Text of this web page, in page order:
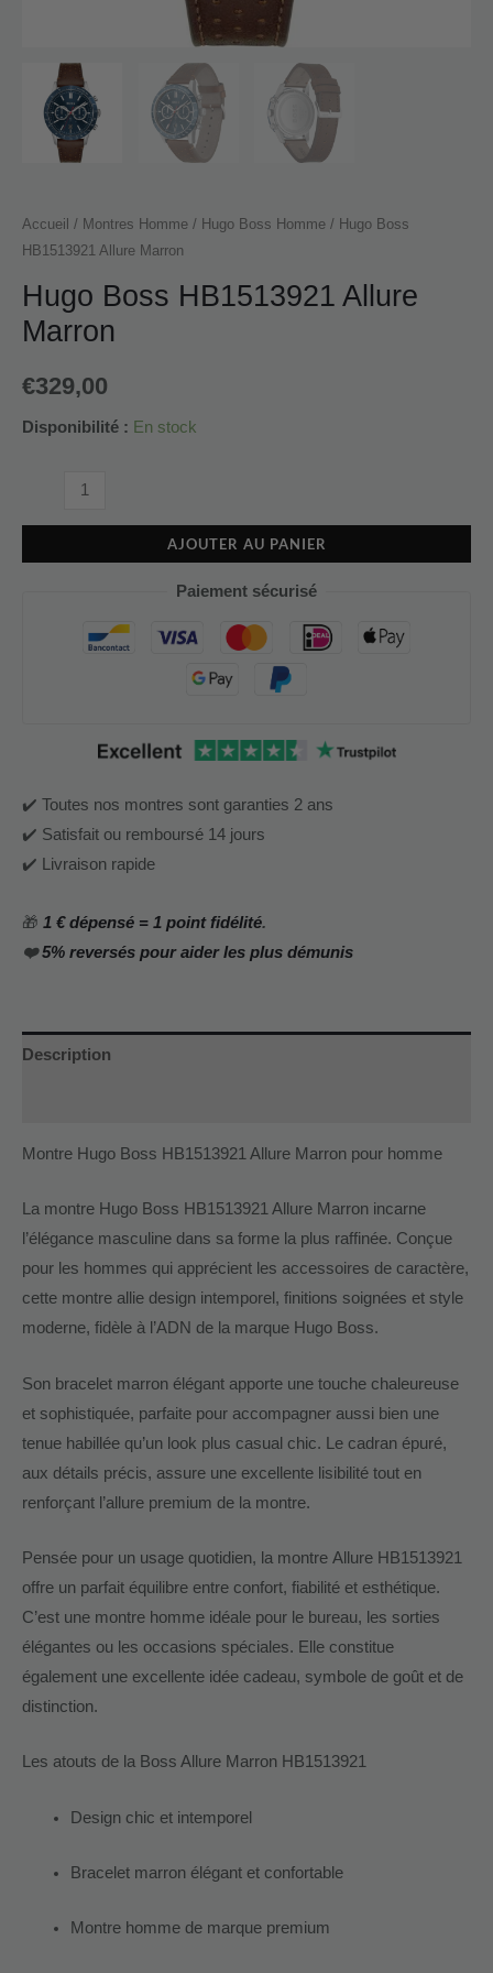
Accueil / Montres Homme / Hugo Boss Homme / Hugo Boss
HB1513921 Allure Marron
Hugo Boss HB1513921 Allure
Marron
€329,00
Disponibilité : En stock
AJOUTER AU PANIER
Paiement sécurisé
✔️ Toutes nos montres sont garanties 2 ans
✔️ Satisfait ou remboursé 14 jours
✔️ Livraison rapide
🎁 1 € dépensé = 1 point fidélité.
❤️5% reversés pour aider les plus démunis
Description
Montre Hugo Boss HB1513921 Allure Marron pour homme
La montre Hugo Boss HB1513921 Allure Marron incarne
l’élégance masculine dans sa forme la plus raffinée. Conçue
pour les hommes qui apprécient les accessoires de caractère,
cette montre allie design intemporel, finitions soignées et style
moderne, fidèle à l’ADN de la marque Hugo Boss.
Son bracelet marron élégant apporte une touche chaleureuse
et sophistiquée, parfaite pour accompagner aussi bien une
tenue habillée qu’un look plus casual chic. Le cadran épuré,
aux détails précis, assure une excellente lisibilité tout en
renforçant l’allure premium de la montre.
Pensée pour un usage quotidien, la montre Allure HB1513921
offre un parfait équilibre entre confort, fiabilité et esthétique.
C’est une montre homme idéale pour le bureau, les sorties
élégantes ou les occasions spéciales. Elle constitue
également une excellente idée cadeau, symbole de goût et de
distinction.
Les atouts de la Boss Allure Marron HB1513921
Design chic et intemporel
Bracelet marron élégant et confortable
Montre homme de marque premium